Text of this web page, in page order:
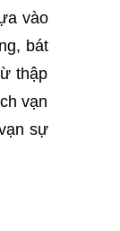
vào
bát
thập
vạn
sự